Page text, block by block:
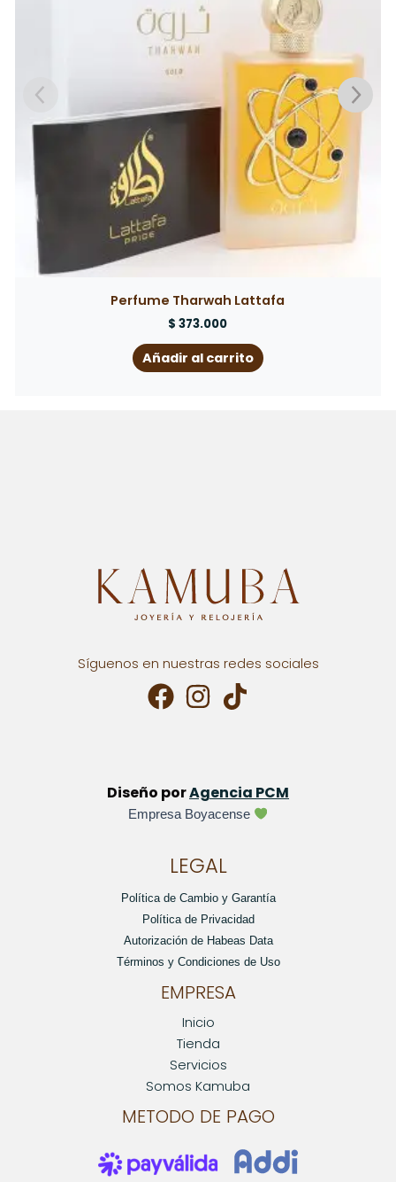
Perfume Tequila Noir
$ 350.000
Añadir al carrito
Síguenos en nuestras redes sociales
Diseño porAgencia PCM
Empresa Boyacense
LEGAL
Política de Cambio y Garantía
Política de Privacidad
Autorización de Habeas Data
Términos y Condiciones de Uso
EMPRESA
Inicio
Tienda
Servicios
Somos Kamuba
METODO DE PAGO